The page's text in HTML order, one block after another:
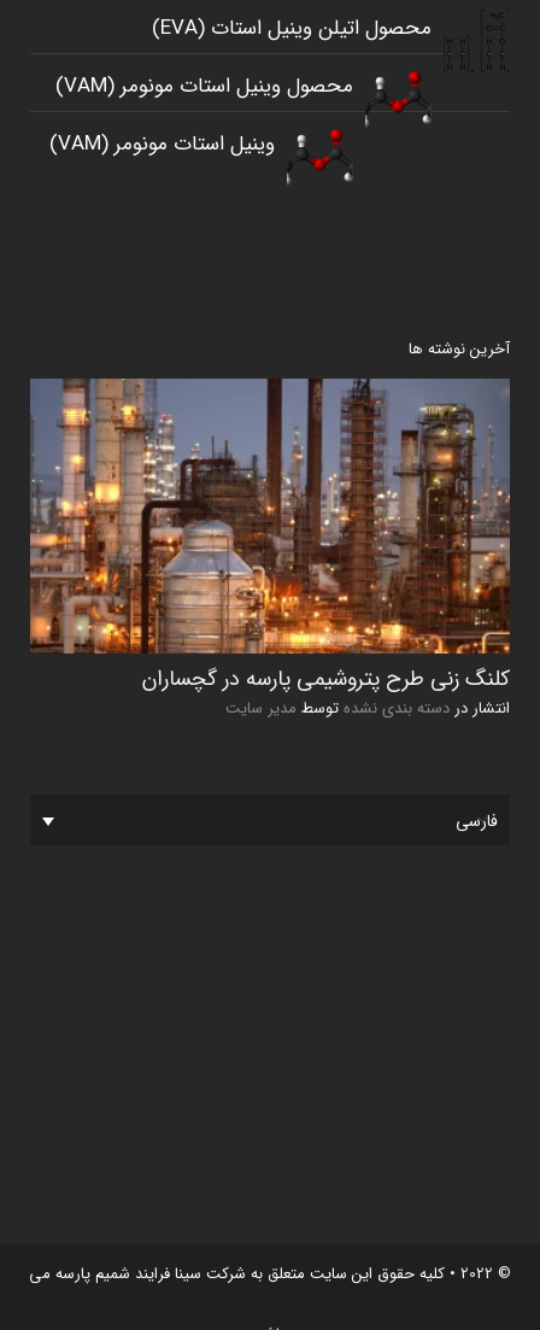
محصول اتيلن وينيل استات (EVA)
محصول وینیل استات مونومر (VAM)
وینیل استات مونومر (VAM)
آخرین نوشته ها
کلنگ زنی طرح پتروشیمی پارسه در گچساران
انتشار دردسته بندی نشدهتوسط مدیر سایت
فارسی
© 2022 • کلیه حقوق این سایت متعلق به شرکت سینا فرایند شمیم پارسه می